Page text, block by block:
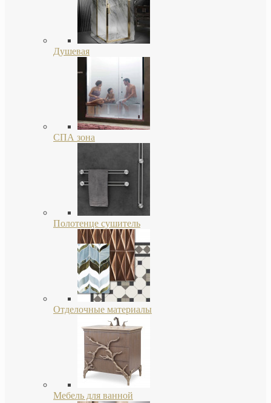
Душевая
СПА зона
Полотенце сушитель
Отделочные материалы
Мебель для ванной